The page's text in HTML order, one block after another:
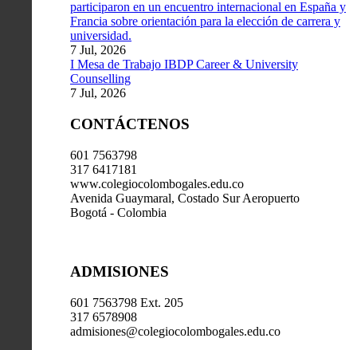
participaron en un encuentro internacional en España y
Francia sobre orientación para la elección de carrera y
universidad.
7 Jul, 2026
I Mesa de Trabajo IBDP Career & University
Counselling
7 Jul, 2026
CONTÁCTENOS
601 7563798
317 6417181
www.colegiocolombogales.edu.co
Avenida Guaymaral, Costado Sur Aeropuerto
Bogotá - Colombia
ADMISIONES
601 7563798 Ext. 205
317 6578908
admisiones@colegiocolombogales.edu.co